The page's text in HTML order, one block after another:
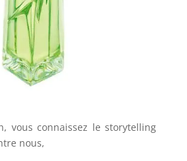
vous connaissez le storytelling
nous,